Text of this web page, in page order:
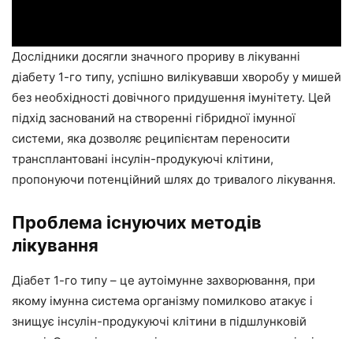
Дослідники досягли значного прориву в лікуванні
діабету 1-го типу, успішно вилікувавши хворобу у мишей
без необхідності довічного придушення імунітету. Цей
підхід заснований на створенні гібридної імунної
системи, яка дозволяє реципієнтам переносити
трансплантовані інсулін-продукуючі клітини,
пропонуючи потенційний шлях до тривалого лікування.
Проблема існуючих методів
лікування
Діабет 1-го типу – це аутоімунне захворювання, при
якому імунна система організму помилково атакує і
знищує інсулін-продукуючі клітини в підшлунковій